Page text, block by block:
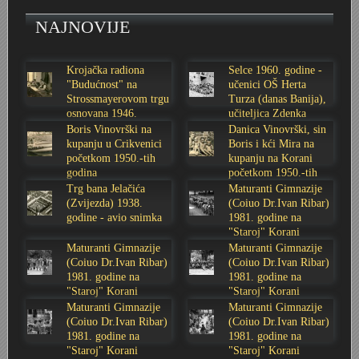
Stoljetna poplava 1939.
Tvornica potkivačkih čavala Mustad-Karlovac
Boksački klub Velebit
Bijelo dugme
Banija - poplava 4. 12. 1966.
Autobusna stanica na Korzu
Auto cross
AMD Zanatlija
Adamo klub
8. slet Bratstva i jedinstva 13. lipnja 1965. godine
Lovni i ribolovni turizam
Mala scena 1987. - Le Cinema
Mala scena Hrvatskog doma
Marina Perazić, Davor Tolja (Denis&Denis) i Edi
Maturanti Gimnazije 1988. godine
Motocross
NULA
Nepokoreni grad - Trojanski konj (epizoda)
Novogodišnje čestitke
PUNK
Zavjet Petra Grgeca - 1998.
Škola plivanja Patkica
Mimohod 23. kolovoza 1995.
Ekonomska škola - ratne godine
Dubravko Halovanić - Ratne godine
Crkva Sv. Doroteje - 1991.
Frizerski salon Gerber (Kopf) - utemeljen 1924.
Gimnazijska i Ekonomska zbornica - Igor Mihelić
INKASATOR
Karlovački fotograf Josip Žunić
Obitelj Klemenčić
Krešimir Botković - RAZGLEDNICE
Krešimir Perušić - Nogomet
KUD REČICA
Mery Berti - karlovačka Žuži
NAJNOVIJE
Krojačka radiona
"Budućnost" na
Strossmayerovom trgu
osnovana 1946.
godine
Selce 1960. godine -
učenici OŠ Herta
Turza (danas Banija),
učiteljica Zdenka
Sabolić
Boris Vinovrški na
kupanju u Crikvenici
početkom 1950.-tih
godina
Danica Vinovrški, sin
Boris i kći Mira na
kupanju na Korani
početkom 1950.-tih
godina
Trg bana Jelačića
(Zvijezda) 1938.
godine - avio snimka
Maturanti Gimnazije
(Coiuo Dr.Ivan Ribar)
1981. godine na
"Staroj" Korani
Maturanti Gimnazije
(Coiuo Dr.Ivan Ribar)
1981. godine na
"Staroj" Korani
Maturanti Gimnazije
(Coiuo Dr.Ivan Ribar)
1981. godine na
"Staroj" Korani
Maturanti Gimnazije
(Coiuo Dr.Ivan Ribar)
1981. godine na
"Staroj" Korani
Maturanti Gimnazije
(Coiuo Dr.Ivan Ribar)
1981. godine na
"Staroj" Korani